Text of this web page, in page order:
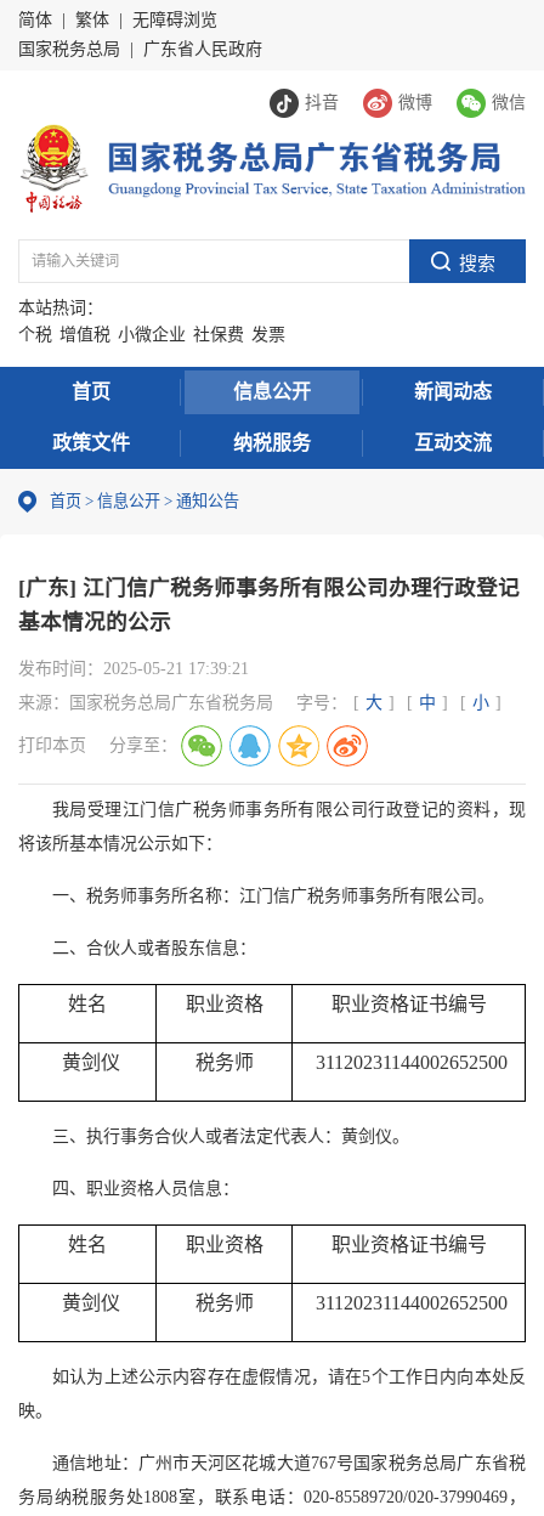
简体 繁体
无障碍浏览
国家税务总局
广东省人民政府
抖音 微博 微信
本站热词：
个税 增值税 小微企业 社保费 发票
首页 信息公开 新闻动态
政策文件 纳税服务 互动交流
首页 > 信息公开 > 通知公告
[广东] 江门信广税务师事务所有限公司办理行政登记
基本情况的公示
发布时间： 2025-05-21 17:39:21
来源：
国家税务总局广东省税务局 字号： [ 大 ] [ 中 ] [ 小 ]
打印本页 分享至：
我局受理江门信广税务师事务所有限公司行政登记的资料，现
将该所基本情况公示如下：
一、税务师事务所名称：江门信广税务师事务所有限公司。
二、合伙人或者股东信息：
姓名 职业资格 职业资格证书编号
黄剑仪 税务师 31120231144002652500
三、执行事务合伙人或者法定代表人：黄剑仪。
四、职业资格人员信息：
姓名 职业资格 职业资格证书编号
黄剑仪 税务师 31120231144002652500
如认为上述公示内容存在虚假情况，请在5个工作日内向本处反
映。
通信地址：广州市天河区花城大道767号国家税务总局广东省税
务局纳税服务处1808室，联系电话：020-85589720/020-37990469，